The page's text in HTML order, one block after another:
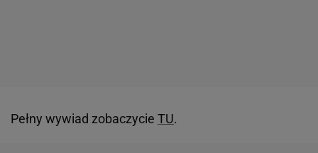
Pełny wywiad zobaczycie TU.